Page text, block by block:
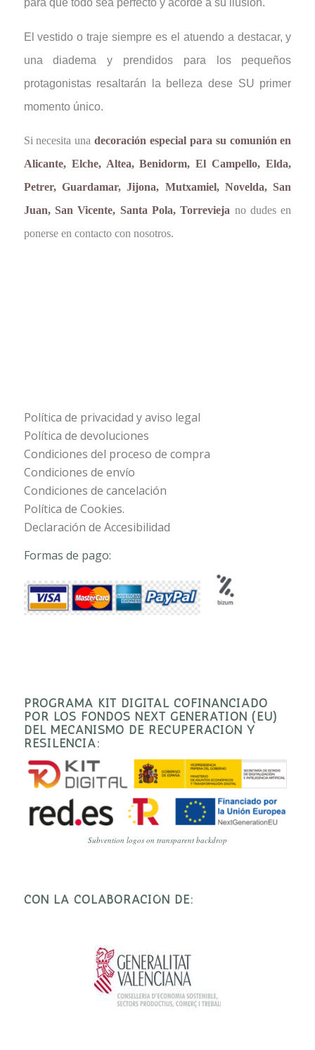
El vestido o traje siempre es el atuendo a destacar, y
una diadema y prendidos para los pequeños
protagonistas resaltarán la belleza dese SU primer
momento único.
Si necesita unadecoración especial para su comunión en
Alicante, Elche, Altea, Benidorm, El Campello, Elda,
Petrer, Guardamar, Jijona, Mutxamiel, Novelda, San
Juan, San Vicente, Santa Pola, Torrevieja no dudes en
ponerse en contacto con nosotros.
Política de privacidad y aviso legal
Política de devoluciones
Condiciones del proceso de compra
Condiciones de envío
Condiciones de cancelación
Política de Cookies.
Declaración de Accesibilidad
Formas de pago:
PROGRAMA KIT DIGITAL COFINANCIADO
POR LOS FONDOS NEXT GENERATION (EU)
DEL MECANISMO DE RECUPERACIÓN Y
RESILENCIA:
Subvention logos on transparent backdrop
CON LA COLABORACIÓN DE: